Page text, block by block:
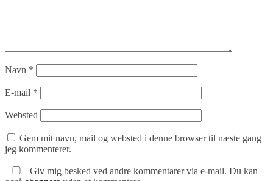
Navn *
E-mail *
Websted
Gem mit navn, mail og websted i denne browser til næste gang
jeg kommenterer.
Giv mig besked ved andre kommentarer via e-mail. Du kan